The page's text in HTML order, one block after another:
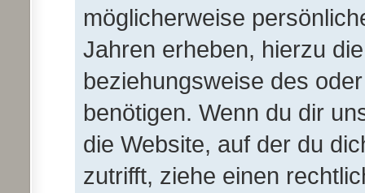
möglicherweise
Jahren erheben, hierzu
beziehungsweise des
benötigen. Wenn du dir
die Website, auf der du
zutrifft, ziehe einen